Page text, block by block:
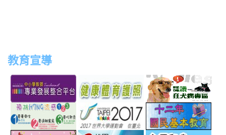
教育宣導
to
http://teachernet.moe.edu.tw/MAIN/index.aspx
link
to
https://airtw.epa.gov.tw/
link
to
http://
link
link
to
link